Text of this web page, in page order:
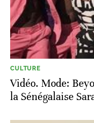
CULTURE
Vidéo. Mode:
la Sénégalaise